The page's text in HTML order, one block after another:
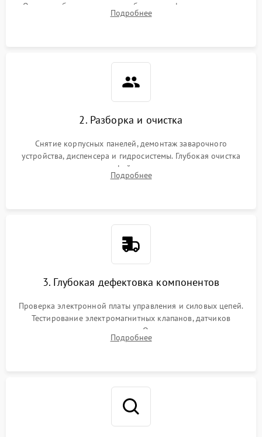
Оценка работы помпы, термоблока и кофемолки на слух.
Измерение температуры и давления воды для выявления
Подробнее
2. Разборка и очистка
Снятие корпусных панелей, демонтаж заварочного
устройства, диспенсера и гидросистемы. Глубокая очистка
внутренних узлов от кофейных масел, жмыха и накипи.
Промывка дренажных каналов и фильтров с использованием
Подробнее
3. Глубокая дефектовка компонентов
Проверка электронной платы управления и силовых цепей.
Тестирование электромагнитных клапанов, датчиков
температуры и расходомера. Оценка степени износа
жерновов кофемолки, уплотнительных колец гидросистемы
Подробнее